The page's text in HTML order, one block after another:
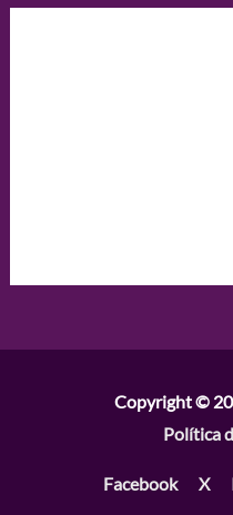
Copyright ©
Política
Facebook X